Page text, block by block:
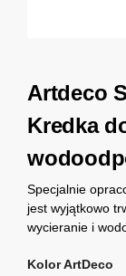
Artdeco
Kredka
Specjalnie
jest wyjątkowo
wycieranie i
Kolor ArtDeco